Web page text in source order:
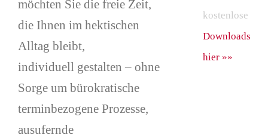
möchten Sie die freie Zeit,
die Ihnen im hektischen
Alltag bleibt,
individuell gestalten – ohne
Sorge um bürokratische
terminbezogene Prozesse,
ausufernde
kostenlose
Downloads
hier »»